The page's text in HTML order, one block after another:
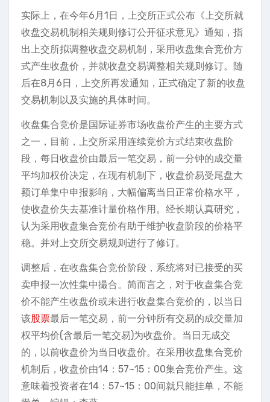
实际上，在今年6月1日，上交所正式公布《上交所就
收盘交易机制相关规则修订公开征求意见》通知，指
出上交所拟调整收盘交易机制，采用收盘集合竞价方
式产生收盘价，并就收盘交易调整相关规则修订。随
后在8月6日，上交所再发通知，正式确定了新的收盘
交易机制以及实施的具体时间。
收盘集合竞价是国际证券市场收盘价产生的主要方式
之一，目前，上交所采用连续竞价方式结束收盘阶
段，每日收盘价由最后一笔交易，前一分钟的成交量
平均加权价决定，在现有机制下，收盘价易受尾盘大
额订单集中申报影响，大幅偏离当日正常价格水平，
使收盘价失去基准计量价格作用。经长期认真研究，
认为采用收盘集合竞价有助于维护收盘阶段的价格平
稳。并对上交所交易规则进行了修订。
调整后，在收盘集合竞价阶段，系统将对已接受的买
卖申报一次性集中撮合。简而言之，对于收盘集合竞
价不能产生收盘价或未进行收盘集合竞价的，以当日
该股票最后一笔交易，前一分钟所有交易的成交量加
权平均价(含最后一笔交易)为收盘价。当日无成交
的，以前收盘价为当日收盘价。在采用收盘集合竞价
机制后，收盘价由14：57~15：00集合竞价产生。这
意味着投资者在14：57~15：00间就只能挂单，不能